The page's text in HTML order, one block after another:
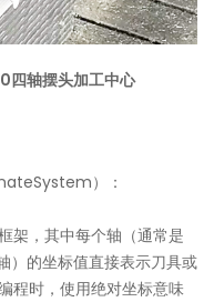
四轴摆头加工中心
）：
，其中每个轴（通常是
）的坐标值直接表示刀具或
程时，使用绝对坐标意味